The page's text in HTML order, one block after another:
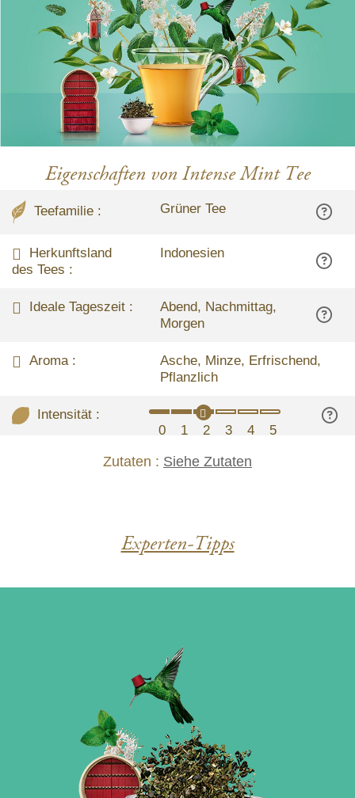
Eigenschaften von Intense Mint Tee
Teefamilie : Grüner Tee
Herkunftsland
des Tees :
Indonesien
Ideale Tageszeit :
Abend, Nachmittag,
Morgen
Aroma :
Asche, Minze, Erfrischend,
Pflanzlich
Intensität :
0
1 2 3 4 5
Zutaten : Siehe Zutaten
Experten-Tipps